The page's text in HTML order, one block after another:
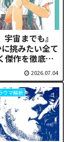
宇宙までも』
挑みたい全て
傑作を徹底考
読む方法2026.07.04
ウマ解析